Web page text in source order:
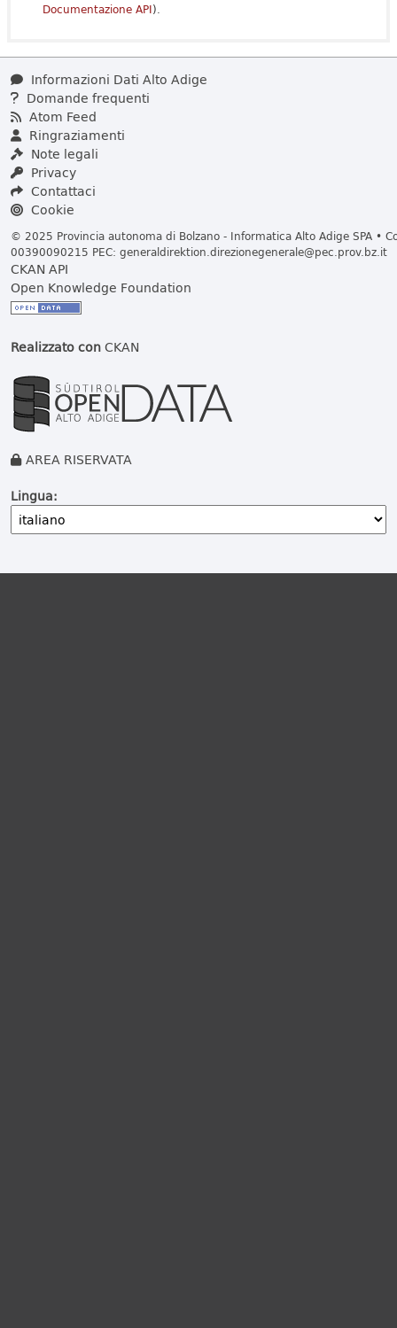
Documentazione API).
Informazioni Dati Alto Adige
Domande frequenti
Atom Feed
Ringraziamenti
Note legali
Privacy
Contattaci
Cookie
© 2025 Provincia autonoma di Bolzano - Informatica Alto Adige SPA •
00390090215 PEC: generaldirektion.direzionegenerale@pec.prov.bz.it
CKAN API
Open Knowledge Foundation
Realizzato conCKAN
AREA RISERVATA
Lingua